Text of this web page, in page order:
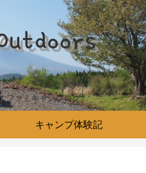
ファミキャンブログ♪
キャンプ体験記